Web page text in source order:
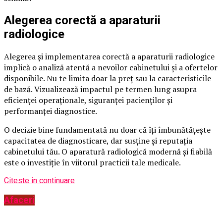
Alegerea corectă a aparaturii
radiologice
Alegerea și implementarea corectă a aparaturii radiologice
implică o analiză atentă a nevoilor cabinetului și a ofertelor
disponibile. Nu te limita doar la preț sau la caracteristicile
de bază. Vizualizează impactul pe termen lung asupra
eficienței operaționale, siguranței pacienților și
performanței diagnostice.
O decizie bine fundamentată nu doar că îți îmbunătățește
capacitatea de diagnosticare, dar susține și reputația
cabinetului tău. O aparatură radiologică modernă și fiabilă
este o investiție în viitorul practicii tale medicale.
Citeste in continuare
Afaceri